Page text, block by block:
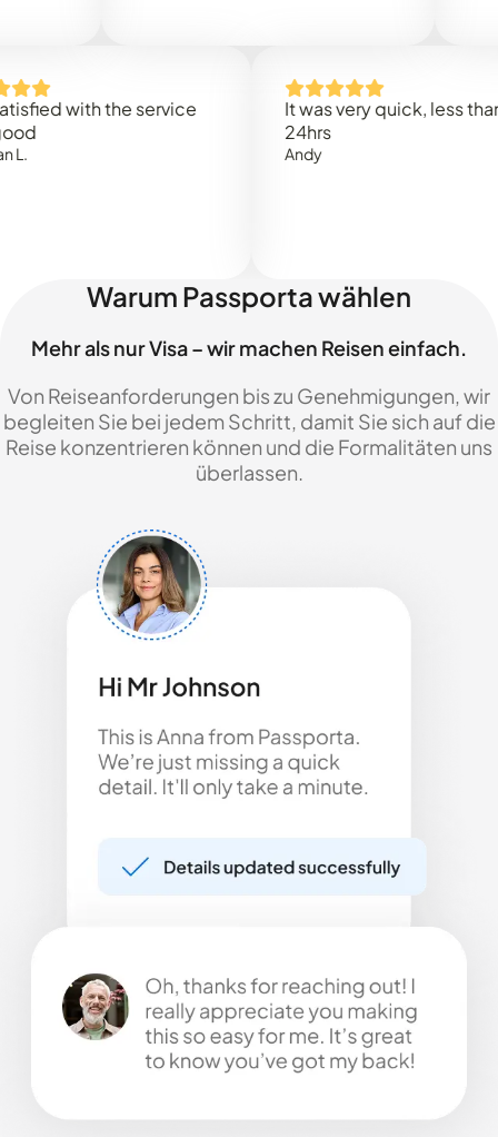
with the service
It was very quick, less than
Warum Passporta wählen
Mehr als nur Visa – wir machen Reisen einfach.
Von Reiseanforderungen bis zu Genehmigungen, wir
begleiten Sie bei jedem Schritt, damit Sie sich auf die
Reise konzentrieren können und die Formalitäten uns
überlassen.